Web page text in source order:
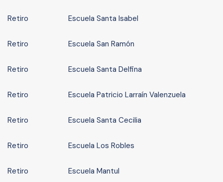
Retiro Escuela Santa Isabel
Retiro Escuela San Ramón
Retiro Escuela Santa Delfina
Retiro Escuela Patricio Larraín Valenzuela
Retiro Escuela Santa Cecilia
Retiro Escuela Los Robles
Retiro Escuela Mantul